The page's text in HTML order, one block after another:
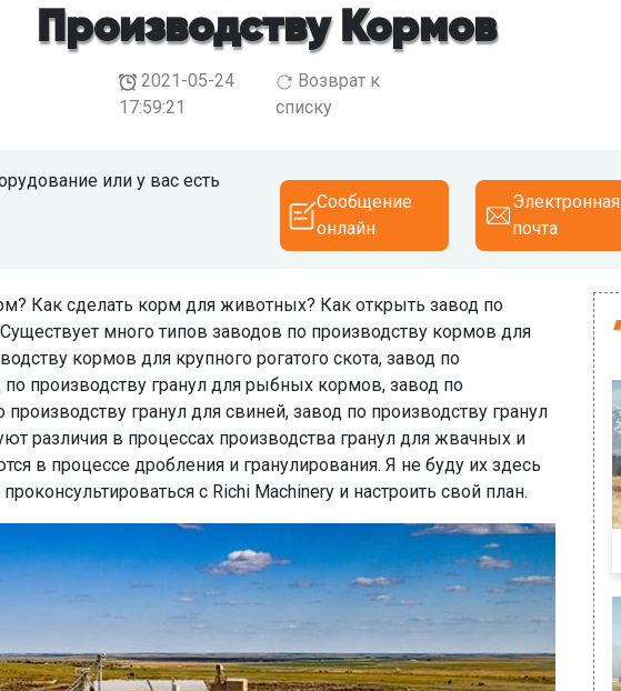
Производству Кормов
2021-05-24
17:59:21
Возврат к
списку
или у вас есть
Сообщение
онлайн
Электронная
почта
Как сделать корм для животных? Как открыть завод по
много типов заводов по производству кормов для
кормов для крупного рогатого скота, завод по
производству гранул для рыбных кормов, завод по
гранул для свиней, завод по производству гранул
различия в процессах производства гранул для жвачных и
в процессе дробления и гранулирования. Я не буду их здесь
с Richi Machinery и настроить свой план.